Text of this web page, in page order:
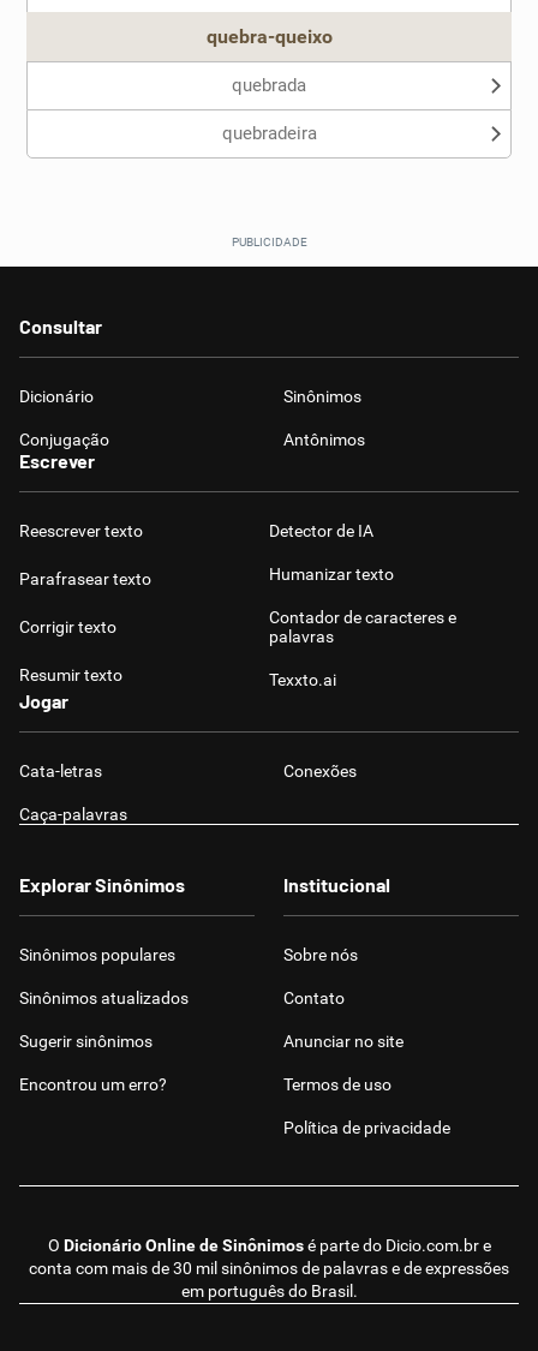
Dicionário
quebra-queixo
quebrada
quebradeira
Consultar
Dicionário Sinônimos
Conjugação Antônimos
Escrever
Reescrever texto
Parafrasear texto
Corrigir texto
Resumir texto
Detector de IA
Humanizar texto
Contador de caracteres e
palavras
Texxto.ai
Jogar
Cata-letras Conexões
Caça-palavras
O Dicionário Online de Sinônimosé parte do Dicio.com.bre
conta com mais de 30 mil sinônimos de palavras e de expressões
em português do Brasil.
Explorar Sinônimos
Sinônimos populares
Sinônimos atualizados
Sugerir sinônimos
Encontrou um erro?
Institucional
Sobre nós
Contato
Anunciar no site
Termos de uso
Política de privacidade